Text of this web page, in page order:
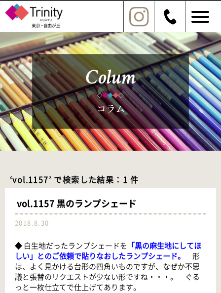
‘vol.1157’ で検索した結果：1 件
vol.1157 黒のランプシェード
2018.8.30
◆ 白生地だったランプシェードを 「黒の麻生地にしてほ
しい」とのご依頼で貼りなおしたランプシェード。
形
は、よく見かける台形の四角いものですが、なぜか不思
議と張替のリクエストが少ない形ですね・・・。 ぐる
っと一枚仕立てで仕上げてあります。